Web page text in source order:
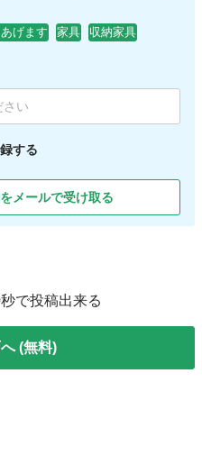
げます 家具
収納家具
する
メールで受け取る
で投稿出来る
(無料)